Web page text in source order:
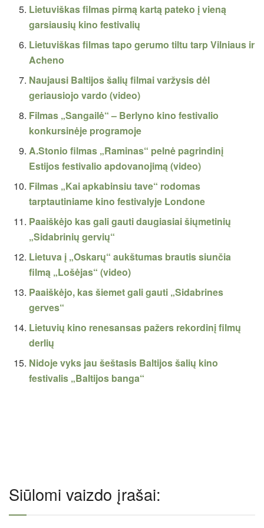
Lietuviškas filmas pirmą kartą pateko į vieną
garsiausių kino festivalių
Lietuviškas filmas tapo gerumo tiltu tarp Vilniaus ir
Acheno
Naujausi Baltijos šalių filmai varžysis dėl
geriausiojo vardo (video)
Filmas „Sangailė“ – Berlyno kino festivalio
konkursinėje programoje
A.Stonio filmas „Raminas“ pelnė pagrindinį
Estijos festivalio apdovanojimą (video)
Filmas „Kai apkabinsiu tave“ rodomas
tarptautiniame kino festivalyje Londone
Paaiškėjo kas gali gauti daugiasiai šiųmetinių
„Sidabrinių gervių“
Lietuva į „Oskarų“ aukštumas brautis siunčia
filmą „Lošėjas“ (video)
Paaiškėjo, kas šiemet gali gauti „Sidabrines
gerves“
Lietuvių kino renesansas pažers rekordinį filmų
derlių
Nidoje vyks jau šeštasis Baltijos šalių kino
festivalis „Baltijos banga“
Siūlomi vaizdo įrašai: